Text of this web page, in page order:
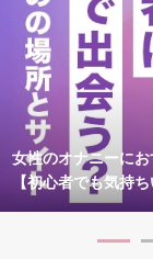
女性のオナニーに
【初心者でも気持